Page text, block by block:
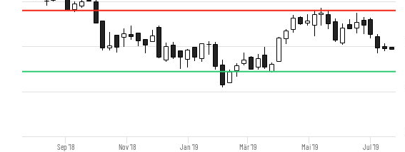
Jan '19 Jul '19
Sep '18 Nov '18 Mär '19 Mai '19